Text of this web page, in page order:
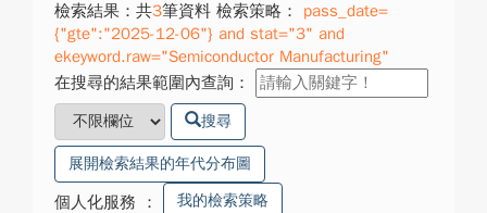
檢索結果：共3筆資料 檢索策略：
pass_date=
{"gte":"2025-12-06"} and stat="3" and
ekeyword.raw="Semiconductor Manufacturing"
在搜尋的結果範圍內查詢：
搜尋
展開檢索結果的年代分布圖
個人化服務 ： 我的檢索策略